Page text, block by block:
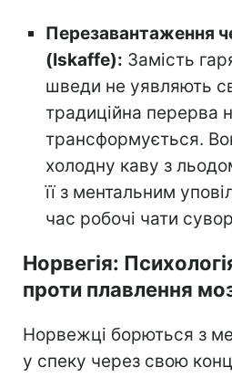
Перезавантаження
(Iskaffe): Замість
шведи не уявляють
традиційна перерва
трансформується.
холодну каву з
її з ментальним
час робочі чати
Норвегія:
проти плавлення
Норвежці борються з
у спеку через свою